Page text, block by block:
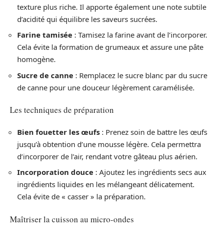
texture plus riche. Il apporte également une note subtile
d’acidité qui équilibre les saveurs sucrées.
Farine tamisée : Tamisez la farine avant de l’incorporer.
Cela évite la formation de grumeaux et assure une pâte
homogène.
Sucre de canne : Remplacez le sucre blanc par du sucre
de canne pour une douceur légèrement caramélisée.
Les techniques de préparation
Bien fouetter les œufs : Prenez soin de battre les œufs
jusqu’à obtention d’une mousse légère. Cela permettra
d’incorporer de l’air, rendant votre gâteau plus aérien.
Incorporation douce : Ajoutez les ingrédients secs aux
ingrédients liquides en les mélangeant délicatement.
Cela évite de « casser » la préparation.
Maîtriser la cuisson au micro-ondes